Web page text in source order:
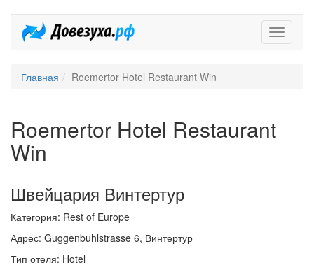
Главная Roemertor Hotel Restaurant Win
Roemertor Hotel Restaurant
Win
Швейцария Винтертур
Категория: Rest of Europe
Адрес: Guggenbuhlstrasse 6, Винтертур
Тип отеля: Hotel